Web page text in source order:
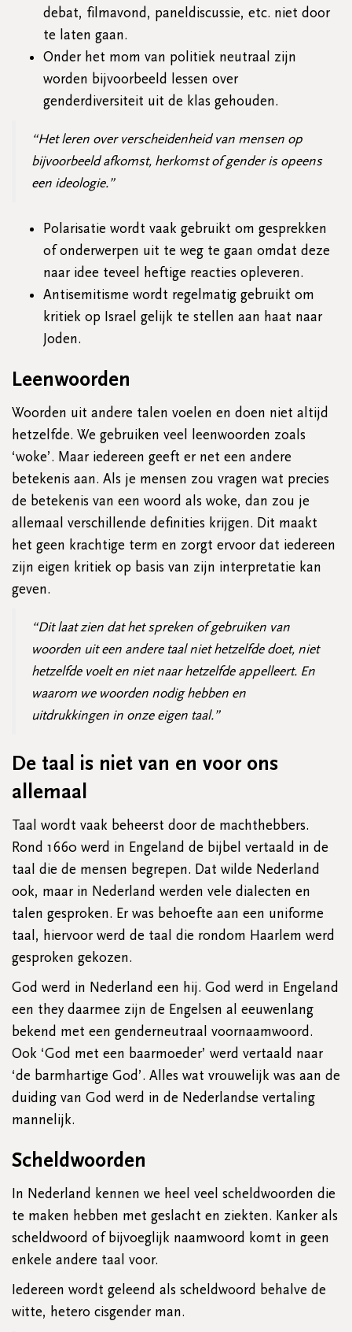
debat, filmavond, paneldiscussie, etc. niet door
te laten gaan.
Onder het mom van politiek neutraal zijn
worden bijvoorbeeld lessen over
genderdiversiteit uit de klas gehouden.
“Het leren over verscheidenheid van mensen op
bijvoorbeeld afkomst, herkomst of gender is opeens
een ideologie.”
Polarisatie wordt vaak gebruikt om gesprekken
of onderwerpen uit te weg te gaan omdat deze
naar idee teveel heftige reacties opleveren.
Antisemitisme wordt regelmatig gebruikt om
kritiek op Israel gelijk te stellen aan haat naar
Joden.
Leenwoorden
Woorden uit andere talen voelen en doen niet altijd
hetzelfde. We gebruiken veel leenwoorden zoals
‘woke’. Maar iedereen geeft er net een andere
betekenis aan. Als je mensen zou vragen wat precies
de betekenis van een woord als woke, dan zou je
allemaal verschillende definities krijgen. Dit maakt
het geen krachtige term en zorgt ervoor dat iedereen
zijn eigen kritiek op basis van zijn interpretatie kan
geven.
“Dit laat zien dat het spreken of gebruiken van
woorden uit een andere taal niet hetzelfde doet, niet
hetzelfde voelt en niet naar hetzelfde appelleert. En
waarom we woorden nodig hebben en
uitdrukkingen in onze eigen taal.”
De taal is niet van en voor ons
allemaal
Taal wordt vaak beheerst door de machthebbers.
Rond 1660 werd in Engeland de bijbel vertaald in de
taal die de mensen begrepen. Dat wilde Nederland
ook, maar in Nederland werden vele dialecten en
talen gesproken. Er was behoefte aan een uniforme
taal, hiervoor werd de taal die rondom Haarlem werd
gesproken gekozen.
God werd in Nederland een hij. God werd in Engeland
een they daarmee zijn de Engelsen al eeuwenlang
bekend met een genderneutraal voornaamwoord.
Ook ‘God met een baarmoeder’ werd vertaald naar
‘de barmhartige God’. Alles wat vrouwelijk was aan de
duiding van God werd in de Nederlandse vertaling
mannelijk.
Scheldwoorden
In Nederland kennen we heel veel scheldwoorden die
te maken hebben met geslacht en ziekten. Kanker als
scheldwoord of bijvoeglijk naamwoord komt in geen
enkele andere taal voor.
Iedereen wordt geleend als scheldwoord behalve de
witte, hetero cisgender man.